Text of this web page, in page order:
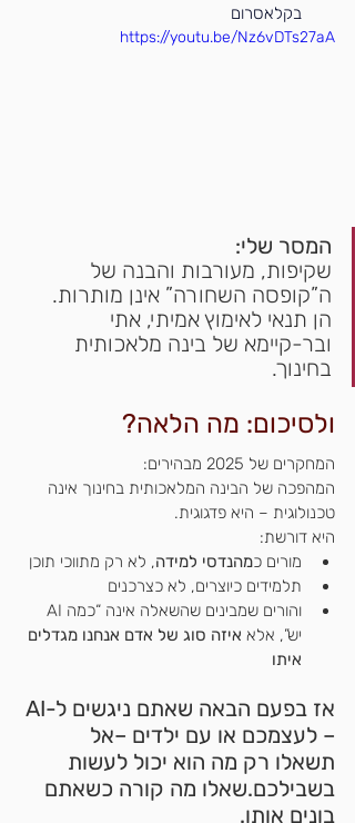
בקלאסרום
https://youtu.be/Nz6vDTs27aA
המסר שלי:
שקיפות, מעורבות והבנה של
ה”קופסה השחורה” אינן מותרות.
הן תנאי לאימוץ אמיתי, אתי
ובר-קיימא של בינה מלאכותית
בחינוך.
ולסיכום: מה הלאה?
המחקרים של 2025 מבהירים:
המהפכה של הבינה המלאכותית בחינוך אינה
טכנולוגית – היא פדגוגית.
היא דורשת:
מורים כמהנדסי למידה, לא רק מתווכי תוכן
תלמידים כיוצרים, לא כצרכנים
יש”, אלא איזה סוג של אדם אנחנו מגדלים
איתו
– לעצמכם או עם ילדים –אל
תשאלו רק מה הוא יכול לעשות
בשבילכם.שאלו מה קורה כשאתם
בונים אותו.